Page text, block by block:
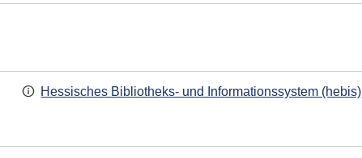
Hessisches Bibliotheks- und Informationssystem (hebis)